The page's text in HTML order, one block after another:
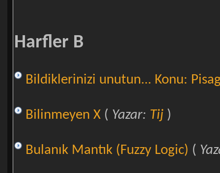
Harfler B
Bildiklerinizi unutun... Konu:
Bilinmeyen X( Yazar: Tij)
Bulanık Mantık (Fuzzy Logic) (